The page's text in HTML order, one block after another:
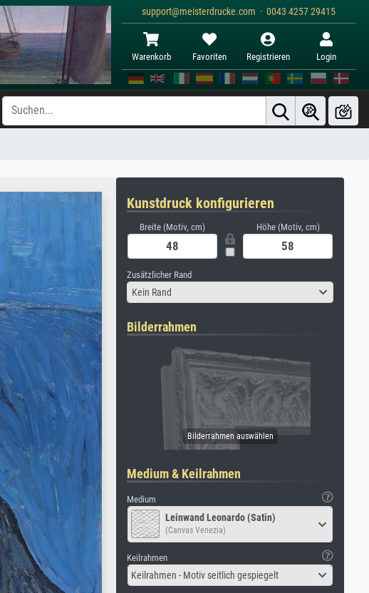
support@meisterdrucke.com · 0043 4257 29415
Warenkorb Favoriten Registrieren Login
Kunstdruck konfigurieren
Breite (Motiv, cm) Höhe (Motiv, cm)
Zusätzlicher Rand
Kein Rand
Bilderrahmen
Medium & Keilrahmen
Medium
Leinwand Leonardo (Satin)
(Canvas Venezia)
Keilrahmen
Keilrahmen - Motiv seitlich gespiegelt